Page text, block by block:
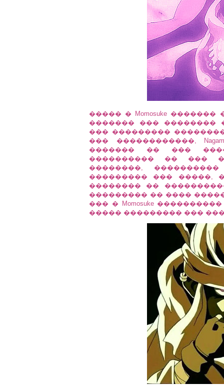
����� � Momosuke
������� ��� ��������
��� ���������
��� ������������,
������� �� ���
���������� �� ���
��������,
��������� ��� �����,
�������� ��
��������� �� ����
��� � Momosuke
����� ��������� ���